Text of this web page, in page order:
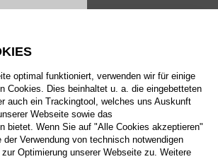
optimal funktioniert, verwenden wir für einige
Cookies. Dies beinhaltet u. a. die eingebetteten
auch ein Trackingtool, welches uns Auskunft
Webseite sowie das
bietet. Wenn Sie auf "Alle Cookies akzeptieren"
Verwendung von technisch notwendigen
Optimierung unserer Webseite zu. Weitere